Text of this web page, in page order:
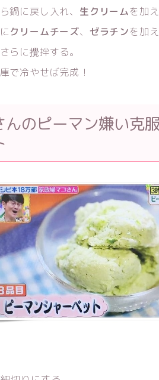
鍋に戻し入れ、 生クリームを加
クリームチーズ、 ゼラチンを加
に攪拌する。
で冷やせば完成！
んのピーマン嫌い